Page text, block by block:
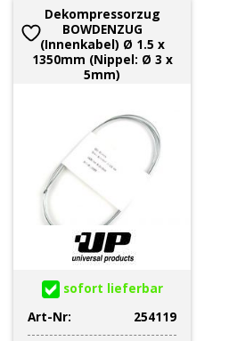
Dekompressorzug
BOWDENZUG
(Innenkabel) Ø 1.5 x
1350mm (Nippel: Ø 3 x
5mm)
sofort lieferbar
Art-Nr:
254119